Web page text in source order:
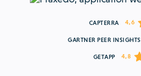
CAPTERRA 4,6
GARTNER PEER INSIGHTS
GETAPP 4,8